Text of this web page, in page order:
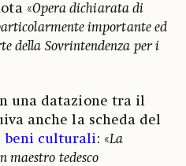
«Opera dichiarata di
importante ed
della Sovrintendenza per i
una datazione tra il
anche la scheda del
beni culturali: «La
maestro tedesco